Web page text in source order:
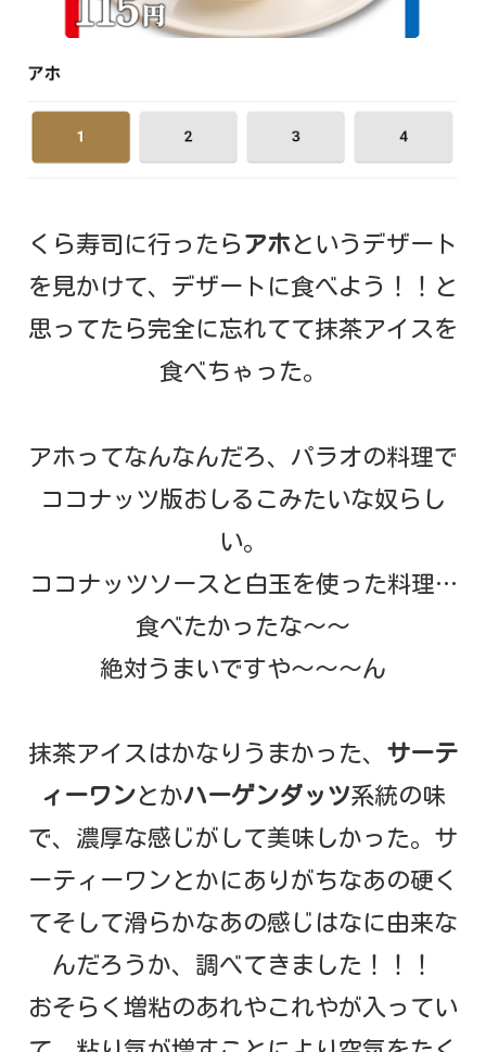
くら寿司に行ったらアホというデザート
を見かけて、デザートに食べよう！！と
思ってたら完全に忘れてて抹茶アイスを
食べちゃった。
アホってなんなんだろ、パラオの料理で
ココナッツ版おしるこみたいな奴らし
い。
ココナッツソースと白玉を使った料理…
食べたかったな～～
絶対うまいですや～～～ん
抹茶アイスはかなりうまかった、 サーテ
ィーワンとかハーゲンダッツ系統の味
で、濃厚な感じがして美味しかった。サ
ーティーワンとかにありがちなあの硬く
てそして滑らかなあの感じはなに由来な
んだろうか、調べてきました！！！
おそらく増粘のあれやこれやが入ってい